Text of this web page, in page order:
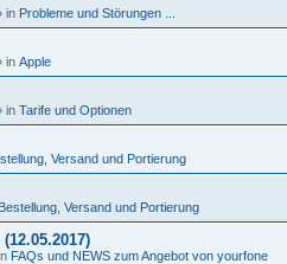
in Probleme und Störungen ...
in Apple
in Tarife und Optionen
Versand und Portierung
Bestellung, Versand und Portierung
FAQs und NEWS zum Angebot von yourfone